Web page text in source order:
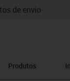
de envio
Produtos